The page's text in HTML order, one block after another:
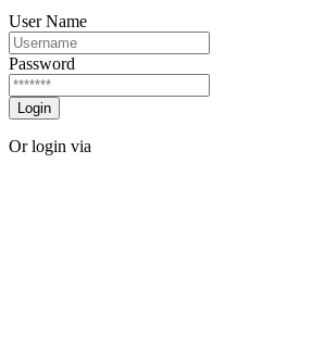
User Name
Password
Login
Or login via